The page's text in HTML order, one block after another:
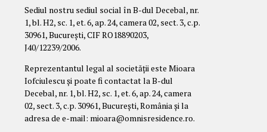
Sediul nostru sediul social în B-dul Decebal, nr.
1, bl. H2, sc. 1, et. 6, ap. 24, camera 02, sect. 3, c.p.
30961, București, CIF RO18890203,
J40/12239/2006.
Reprezentantul legal al societății este Mioara
Iofciulescu și poate fi contactat la B-dul
Decebal, nr. 1, bl. H2, sc. 1, et. 6, ap. 24, camera
02, sect. 3, c.p. 30961, București, România și la
adresa de e-mail: mioara@omnisresidence.ro.